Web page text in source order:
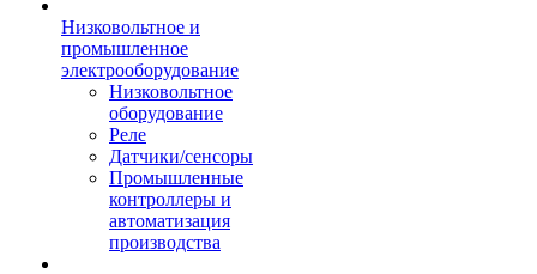
Низковольтное и
промышленное
электрооборудование
Низковольтное
оборудование
Реле
Датчики/сенсоры
Промышленные
контроллеры и
автоматизация
производства